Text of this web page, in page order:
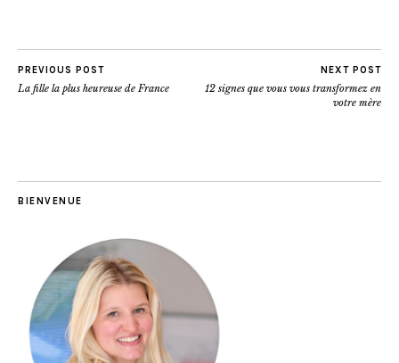
PREVIOUS POST
La fille la plus heureuse de France
NEXT POST
12 signes que vous vous transformez en
votre mère
BIENVENUE